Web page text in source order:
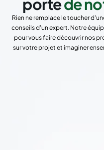
portede
Rien ne remplace le toucher
conseils d'un expert. Notre
pour vous faire découvrir nos
sur votre projet et imaginer